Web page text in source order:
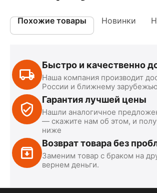
Похожие товары Новинки
Быстро и качественно
Наша компания производит
России и ближнему
Гарантия лучшей цены
Нашли аналогичное
— скажите нам об этом, и
ниже
Возврат товара без
Заменим товар с браком на
вернем деньги.